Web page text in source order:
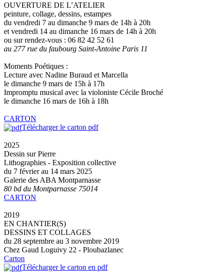
OUVERTURE DE L’ATELIER
peinture, collage, dessins, estampes
du vendredi 7 au dimanche 9 mars de 14h à 20h
et vendredi 14 au dimanche 16 mars de 14h à 20h
ou sur rendez-vous : 06 82 42 52 61
au 277 rue du faubourg Saint-Antoine Paris 11
Moments Poétiques :
Lecture avec Nadine Buraud et Marcella
le dimanche 9 mars de 15h à 17h
Impromptu musical avec la violoniste Cécile Broché
le dimanche 16 mars de 16h à 18h
CARTON
Télécharger le carton pdf
2025
Dessin sur Pierre
Lithographies - Exposition collective
du 7 février au 14 mars 2025
Galerie des ABA Montparnasse
80 bd du Montparnasse 75014
CARTON
2019
EN CHANTIER(S)
DESSINS ET COLLAGES
du 28 septembre au 3 novembre 2019
Chez Gaud Loguivy 22 - Ploubazlanec
Carton
Télécharger le carton en pdf